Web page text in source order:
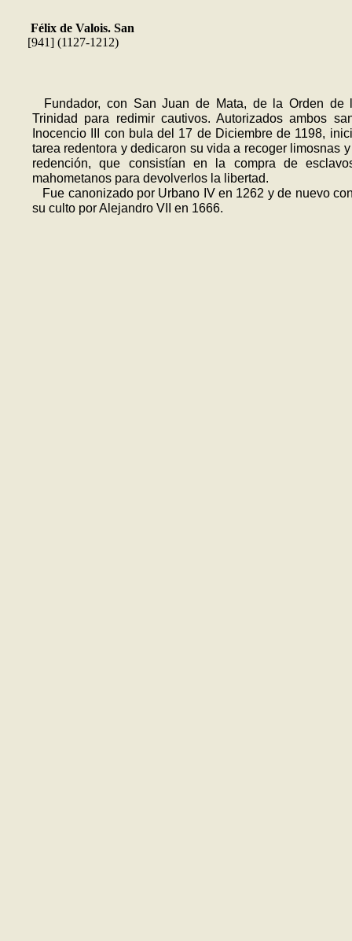
Félix de Valois. San
[941] (1127-1212)
Fundador, con San Juan de Mata, de la Orden de
Trinidad para redimir cautivos. Autorizados ambos
Inocencio III con bula del 17 de Diciembre de 1198,
tarea redentora y dedicaron su vida a recoger limosnas
redención, que consistían en la compra de
mahometanos para devolverlos la libertad.
Fue canonizado por Urbano IV en 1262 y de nuevo
su culto por Alejandro VII en 1666.